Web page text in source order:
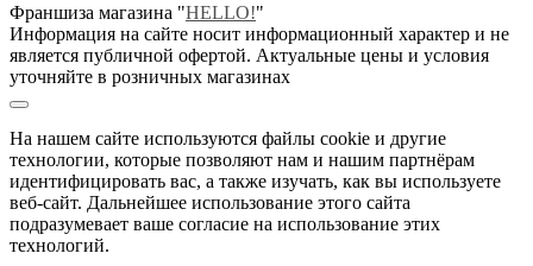
Франшиза магазина "HELLO!"
Информация на сайте носит информационный характер и не
является публичной офертой. Актуальные цены и условия
уточняйте в розничных магазинах
На нашем сайте используются файлы cookie и другие
технологии, которые позволяют нам и нашим партнёрам
идентифицировать вас, а также изучать, как вы используете
веб-сайт. Дальнейшее использование этого сайта
подразумевает ваше согласие на использование этих
технологий.